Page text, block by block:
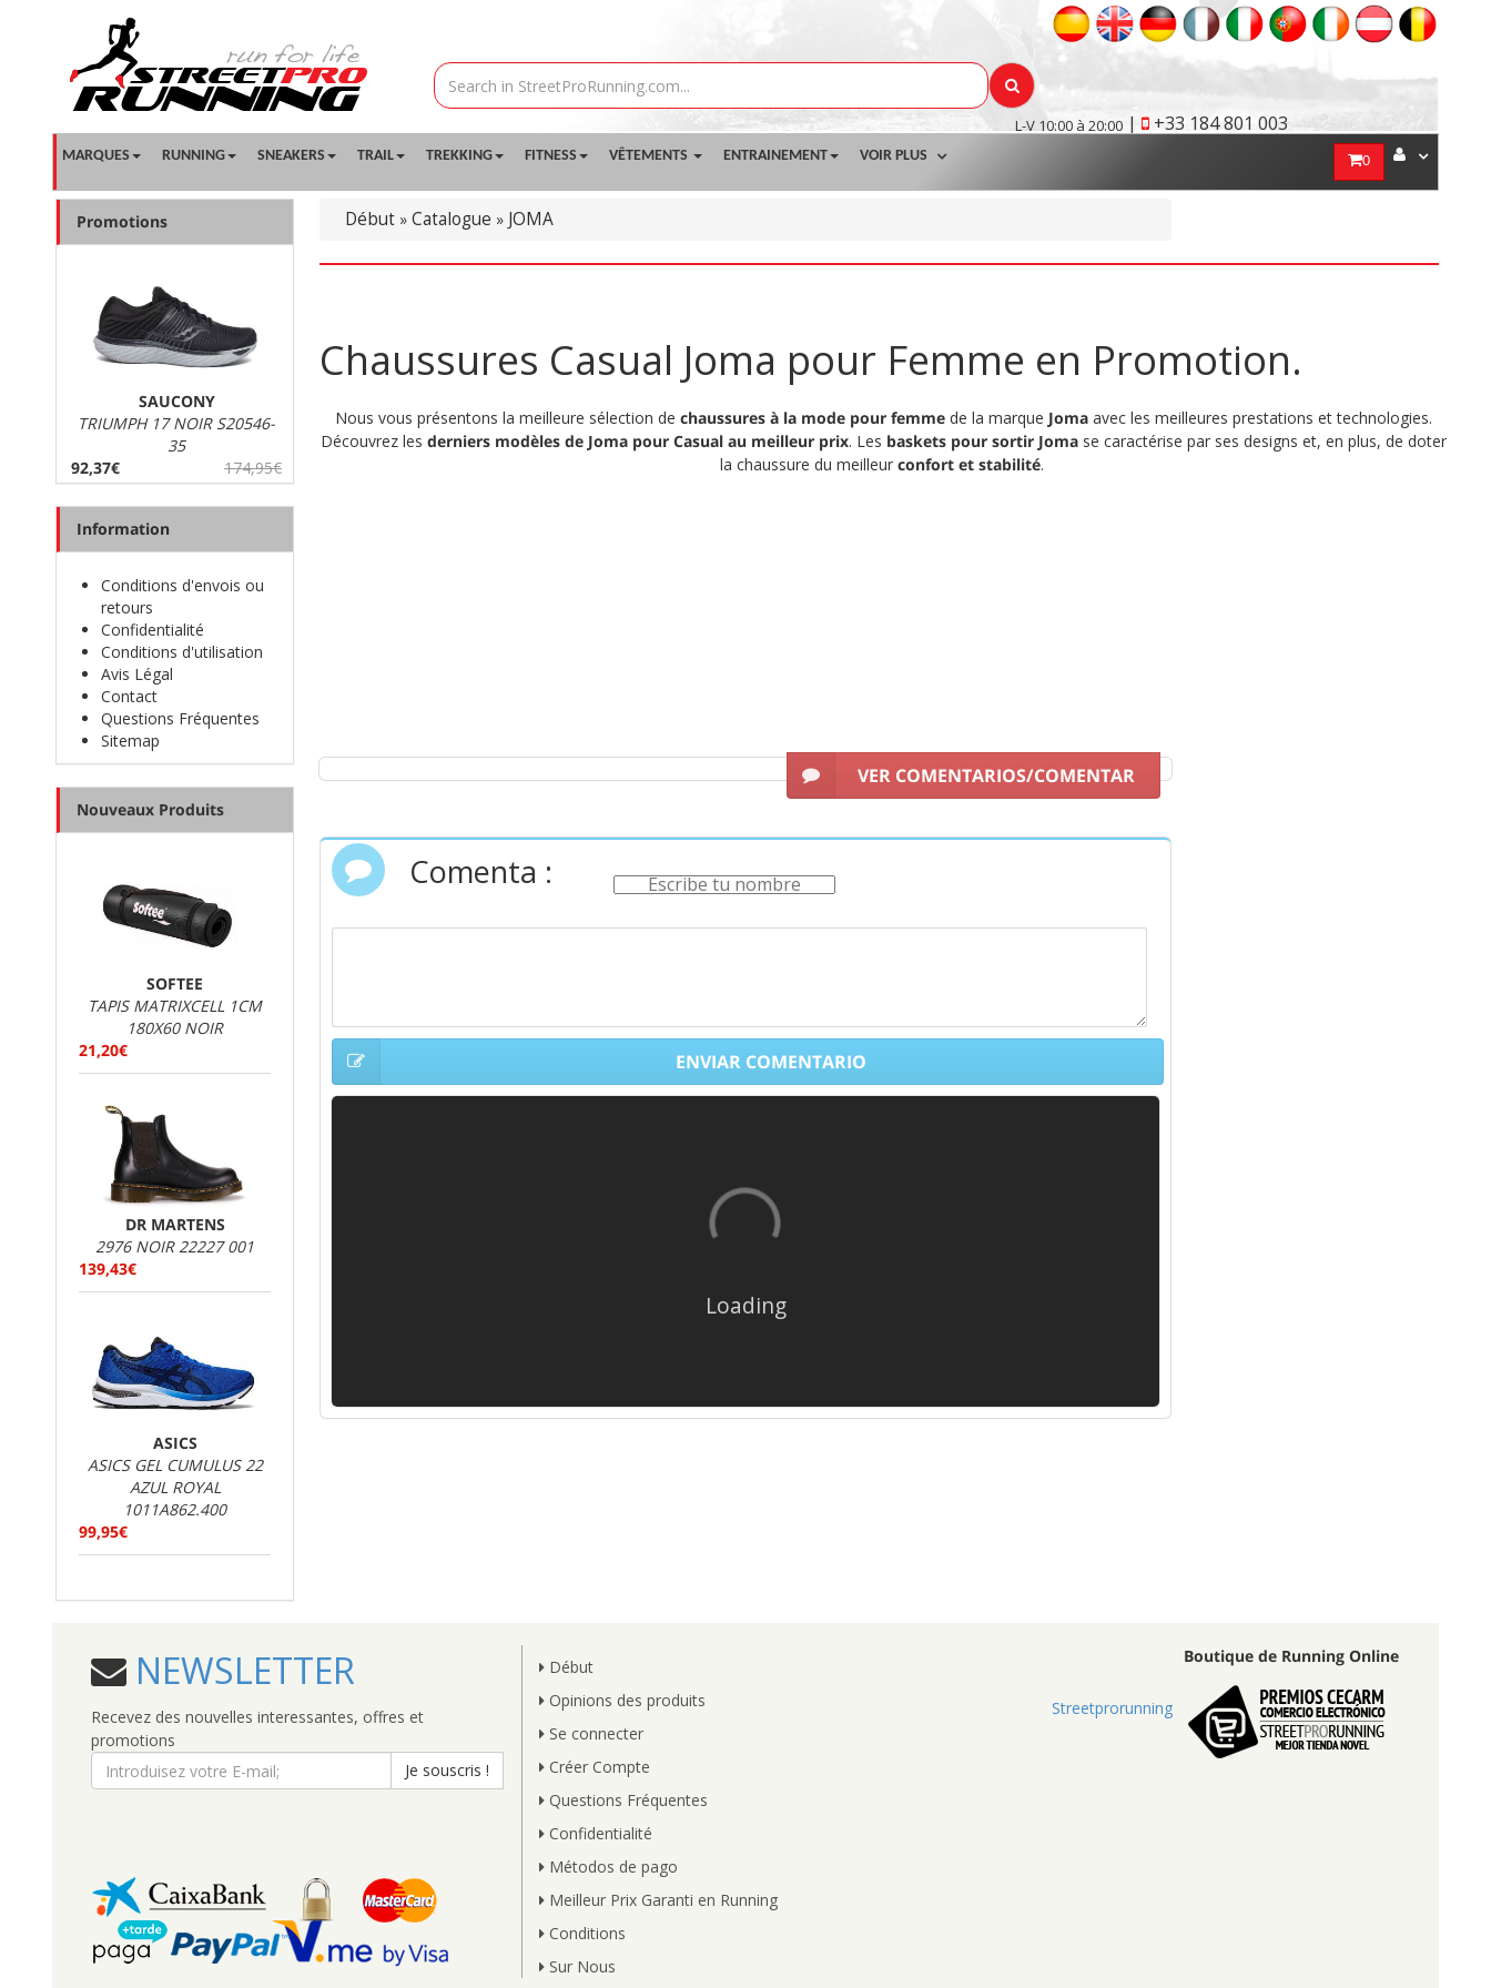
L-V 10:00 à 20:00 | +33 184 801 003
MARQUES RUNNING SNEAKERS TRAIL TREKKING FITNESS VÊTEMENTS ENTRAINEMENT VOIR PLUS 0
Début » Catalogue » JOMA
Chaussures Casual Joma pour Femme en Promotion.
Nous vous présentons la meilleure sélection de chaussures à la mode pour femme de la marque Joma avec les meilleures prestations et technologies.
Découvrez les derniers modèles de Joma pour Casual au meilleur prix. Les baskets pour sortir Joma se caractérise par ses designs et, en plus, de doter
la chaussure du meilleur confort et stabilité.
VER COMENTARIOS/COMENTAR
Comenta :
ENVIAR COMENTARIO
Loading
Promotions
SAUCONY
TRIUMPH 17 NOIR S20546-
35
92,37€
174,95€
Information
Conditions d'envois ou
retours
Confidentialité
Conditions d'utilisation
Avis Légal
Contact
Questions Fréquentes
Sitemap
Nouveaux Produits
SOFTEE
TAPIS MATRIXCELL 1CM
180X60 NOIR
21,20€
DR MARTENS
2976 NOIR 22227 001
139,43€
ASICS
ASICS GEL CUMULUS 22
AZUL ROYAL
1011A862.400
99,95€
NEWSLETTER
Recevez des nouvelles interessantes, offres et
promotions
Je souscris !
Début
Opinions des produits
Se connecter
Créer Compte
Questions Fréquentes
Confidentialité
Métodos de pago
Meilleur Prix Garanti en Running
Conditions
Sur Nous
Boutique de Running Online
Streetprorunning